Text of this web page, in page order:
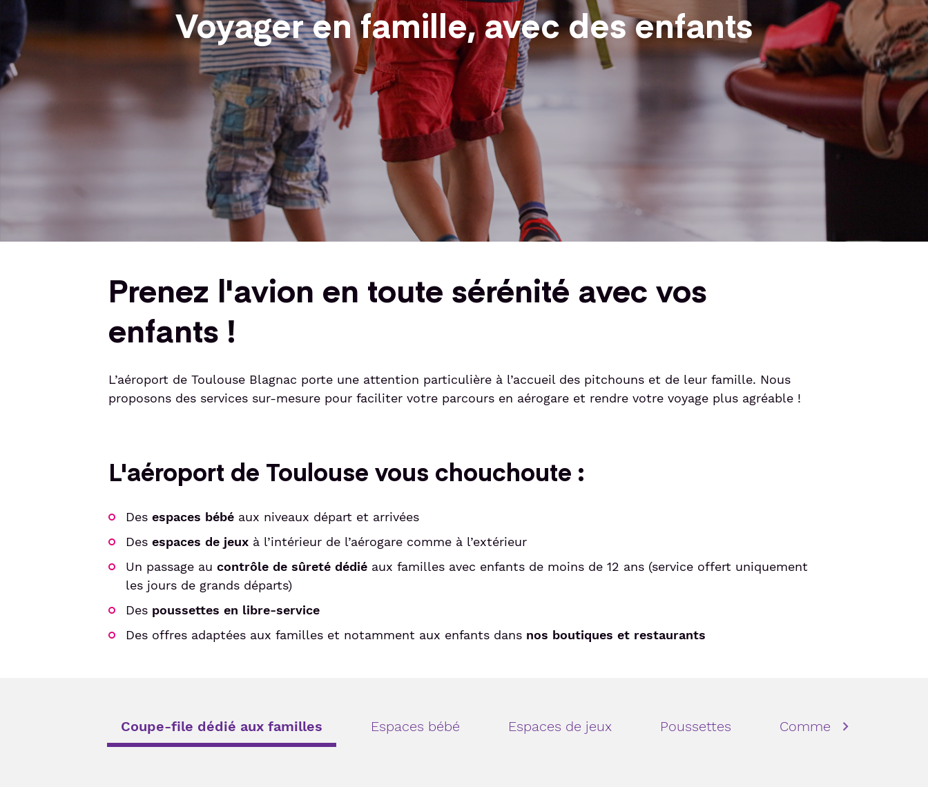
Voyager en famille, avec des enfants
Prenez l'avion en toute sérénité avec vos
enfants !
L’aéroport de Toulouse Blagnac porte une attention particulière à l’accueil des pitchouns et de leur famille. Nous
proposons des services sur-mesure pour faciliter votre parcours en aérogare et rendre votre voyage plus agréable !
L'aéroport de Toulouse vous chouchoute :
Des espaces bébé aux niveaux départ et arrivées
Des espaces de jeux à l’intérieur de l’aérogare comme à l’extérieur
Un passage au contrôle de sûreté dédié aux familles avec enfants de moins de 12 ans (service offert uniquement
les jours de grands départs)
Des poussettes en libre-service
Des offres adaptées aux familles et notamment aux enfants dans nos boutiques et restaurants
Coupe-file dédié aux familles Espaces bébé Espaces de jeux Poussettes Commerces